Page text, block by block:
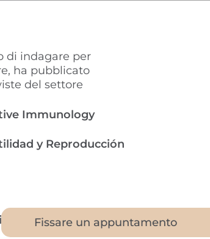
di indagare per
ha pubblicato
del settore
Immunology
y Reproducción
Fissare un appuntamento